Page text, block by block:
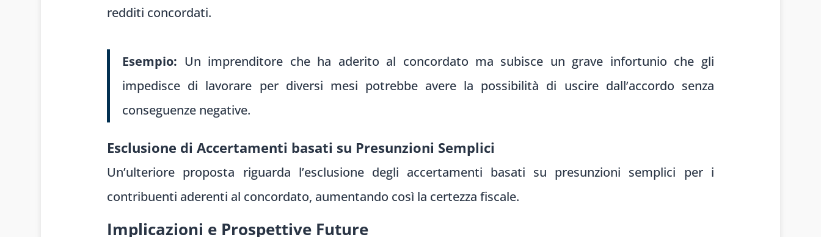
redditi concordati.
Esempio: Un imprenditore che ha aderito al concordato ma subisce un grave infortunio che gli
impedisce di lavorare per diversi mesi potrebbe avere la possibilità di uscire dall’accordo senza
conseguenze negative.
Esclusione di Accertamenti basati su Presunzioni Semplici
Un’ulteriore proposta riguarda l’esclusione degli accertamenti basati su presunzioni semplici per i
contribuenti aderenti al concordato, aumentando così la certezza fiscale.
Implicazioni e Prospettive Future